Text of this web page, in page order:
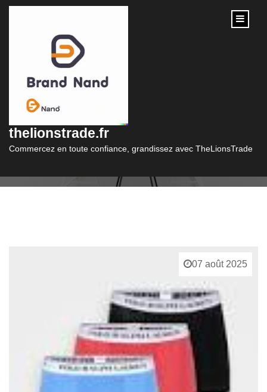
content
thelionstrade.fr
Commercez en toute confiance, grandissez avec TheLionsTrade
07 août 2025